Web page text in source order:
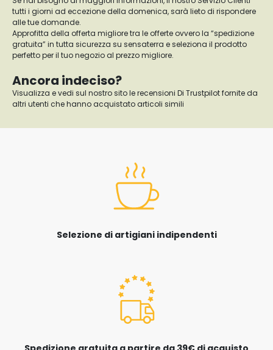
tutti i giorni ad eccezione della domenica, sarà lieto di rispondere
alle tue domande.
Approfitta della offerta migliore tra le offerte ovvero la “spedizione
gratuita” in tutta sicurezza su sensaterra e seleziona il prodotto
perfetto per il tuo negozio al prezzo migliore.
Ancora indeciso?
Visualizza e vedi sul nostro sito le recensioni Di Trustpilot fornite da
altri utenti che hanno acquistato articoli simili
Selezione di artigiani indipendenti